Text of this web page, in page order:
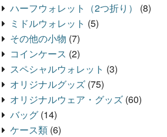
ハーフウォレット（2つ折り）
(8)
ミドルウォレット (5)
その他の小物 (7)
コインケース (2)
スペシャルウォレット (3)
オリジナルグッズ (75)
オリジナルウェア・グッズ (60)
バッグ (14)
ケース類 (6)